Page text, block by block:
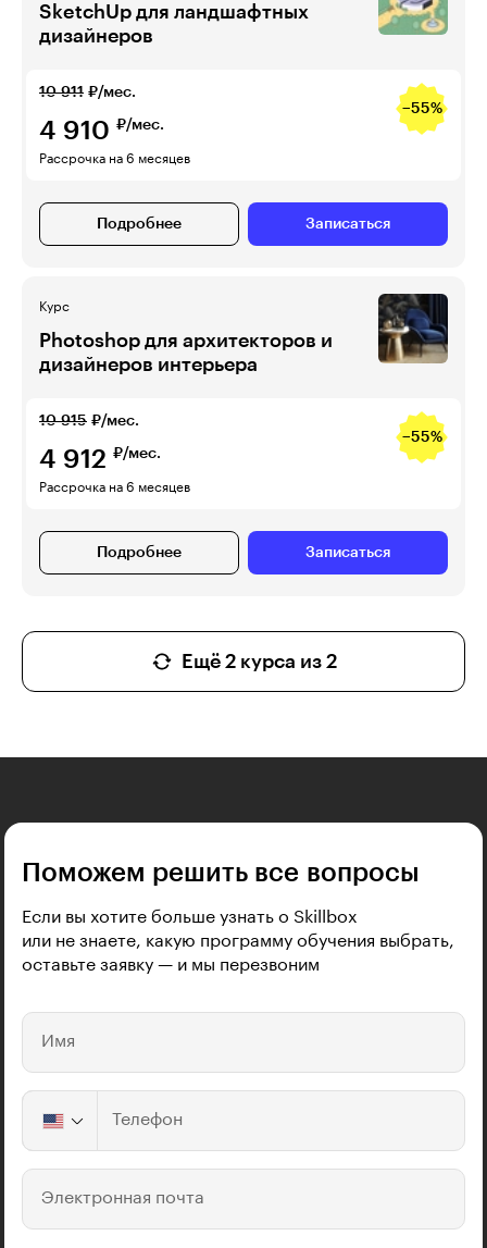
SketchUp для ландшафтных
дизайнеров
10 911 ₽/мес.
−55%
4 910 ₽/мес.
Рассрочка на 6 месяцев
Подробнее Записаться
Курс
Photoshop для архитекторов и
дизайнеров интерьера
10 915 ₽/мес.
−55%
4 912 ₽/мес.
Рассрочка на 6 месяцев
Подробнее Записаться
Ещё 2 курса из 2
Поможем решить все вопросы
Если вы хотите больше узнать о Skillbox
или не знаете, какую программу обучения выбрать,
оставьте заявку — и мы перезвоним
Имя
Телефон
Электронная почта